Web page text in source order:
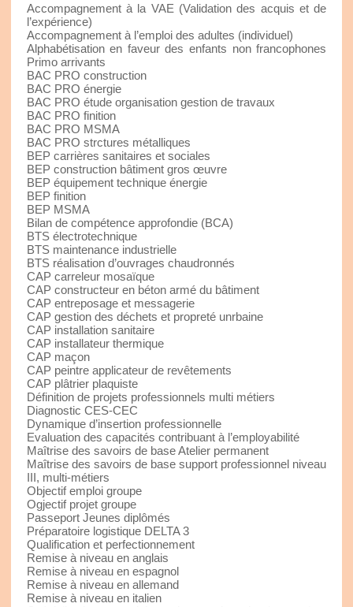
Accompagnement à la VAE (Validation des acquis et de
l’expérience)
Accompagnement à l’emploi des adultes (individuel)
Alphabétisation en faveur des enfants non francophones
Primo arrivants
BAC PRO construction
BAC PRO énergie
BAC PRO étude organisation gestion de travaux
BAC PRO finition
BAC PRO MSMA
BAC PRO strctures métalliques
BEP carrières sanitaires et sociales
BEP construction bâtiment gros œuvre
BEP équipement technique énergie
BEP finition
BEP MSMA
Bilan de compétence approfondie (BCA)
BTS électrotechnique
BTS maintenance industrielle
BTS réalisation d’ouvrages chaudronnés
CAP carreleur mosaïque
CAP constructeur en béton armé du bâtiment
CAP entreposage et messagerie
CAP gestion des déchets et propreté unrbaine
CAP installation sanitaire
CAP installateur thermique
CAP maçon
CAP peintre applicateur de revêtements
CAP plâtrier plaquiste
Définition de projets professionnels multi métiers
Diagnostic CES-CEC
Dynamique d’insertion professionnelle
Evaluation des capacités contribuant à l’employabilité
Maîtrise des savoirs de base Atelier permanent
Maîtrise des savoirs de base support professionnel niveau
III, multi-métiers
Objectif emploi groupe
Ogjectif projet groupe
Passeport Jeunes diplômés
Préparatoire logistique DELTA 3
Qualification et perfectionnement
Remise à niveau en anglais
Remise à niveau en espagnol
Remise à niveau en allemand
Remise à niveau en italien